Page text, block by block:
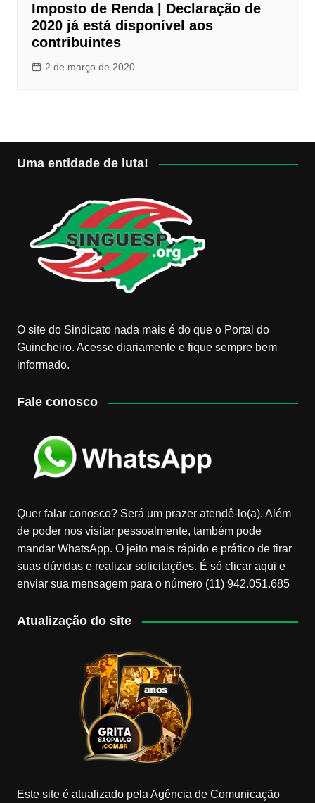
Imposto de Renda | Declaração de
2020 já está disponível aos
contribuintes
2 de março de 2020
Uma entidade de luta!
O site do Sindicato nada mais é do que o Portal do
Guincheiro. Acesse diariamente e fique sempre bem
informado.
Fale conosco
Quer falar conosco? Será um prazer atendê-lo(a). Além
de poder nos visitar pessoalmente, também pode
mandar WhatsApp. O jeito mais rápido e prático de tirar
suas dúvidas e realizar solicitações. É só clicar aqui e
enviar sua mensagem para o número (11) 942.051.685
Atualização do site
Este site é atualizado pela Agência de Comunicação